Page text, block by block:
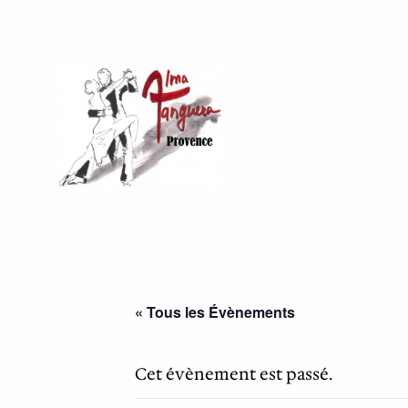
« Tous les Évènements
Cet évènement est passé.